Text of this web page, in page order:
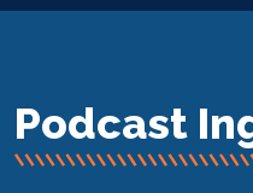
Podcast